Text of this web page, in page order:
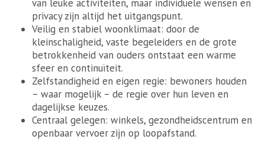
van leuke activiteiten, maar individuele wensen en
privacy zijn altijd het uitgangspunt.
Veilig en stabiel woonklimaat: door de
kleinschaligheid, vaste begeleiders en de grote
betrokkenheid van ouders ontstaat een warme
sfeer en continuïteit.
Zelfstandigheid en eigen regie: bewoners houden
– waar mogelijk – de regie over hun leven en
dagelijkse keuzes.
Centraal gelegen: winkels, gezondheidscentrum en
openbaar vervoer zijn op loopafstand.